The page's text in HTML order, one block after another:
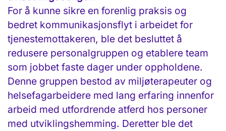
For å kunne sikre en forenlig praksis og
bedret kommunikasjonsflyt i arbeidet for
tjenestemottakeren, ble det besluttet å
redusere personalgruppen og etablere team
som jobbet faste dager under oppholdene.
Denne gruppen bestod av miljøterapeuter og
helsefagarbeidere med lang erfaring innenfor
arbeid med utfordrende atferd hos personer
med utviklingshemming. Deretter ble det